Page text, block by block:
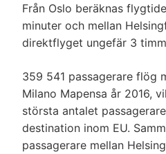
Från Oslo beräknas
minuter och mellan
direktflyget ungefär 3
359 541 passagerare flög
Milano Mapensa år 2016,
största antalet
destination inom EU.
passagerare mellan